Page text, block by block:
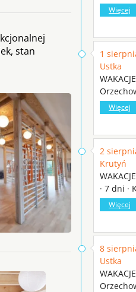
stan
Więcej
1
Ustka
Więcej
2
Krutyń
· 7 dni ·
Więcej
8
Ustka